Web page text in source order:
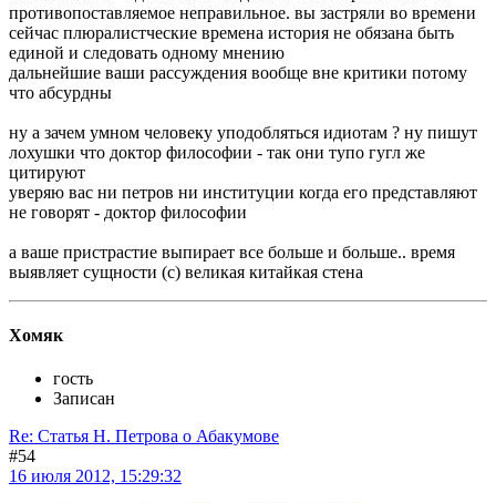
противопоставляемое неправильное. вы застряли во времени
сейчас плюралистческие времена история не обязана быть
единой и следовать одному мнению
дальнейшие ваши рассуждения вообще вне критики потому
что абсурдны
ну а зачем умном человеку уподобляться идиотам ? ну пишут
лохушки что доктор философии - так они тупо гугл же
цитируют
уверяю вас ни петров ни институции когда его представляют
не говорят - доктор философии
а ваше пристрастие выпирает все больше и больше.. время
выявляет сущности (с) великая китайкая стена
Хомяк
гость
Записан
Re: Статья Н. Петрова о Абакумове
#54
16 июля 2012, 15:29:32